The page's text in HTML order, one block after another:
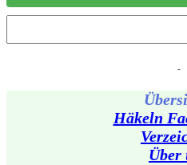
-
Häkeln
Über